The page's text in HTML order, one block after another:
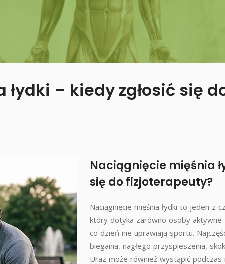
– kiedy zgłosić się
Naciągnięcie mięśnia
się do fizjoterapeuty?
Naciągnięcie mięśnia łydki to jeden z
który dotyka zarówno osoby aktywne
co dzień nie uprawiają sportu.
biegania, nagłego przyspieszenia,
Uraz może również wystąpić podczas